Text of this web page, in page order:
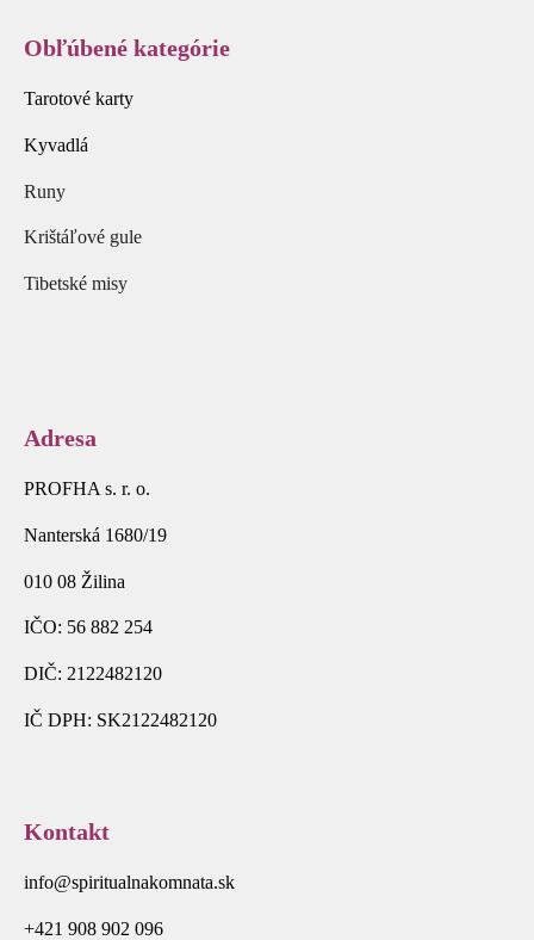
Obľúbené kategórie
Tarotové karty
Kyvadlá
Runy
Krištáľové gule
Tibetské misy
Adresa
PROFHA s. r. o.
Nanterská 1680/19
010 08 Žilina
IČO: 56 882 254
DIČ: 2122482120
IČ DPH: SK2122482120
Kontakt
info@spiritualnakomnata.sk
+421 908 902 096